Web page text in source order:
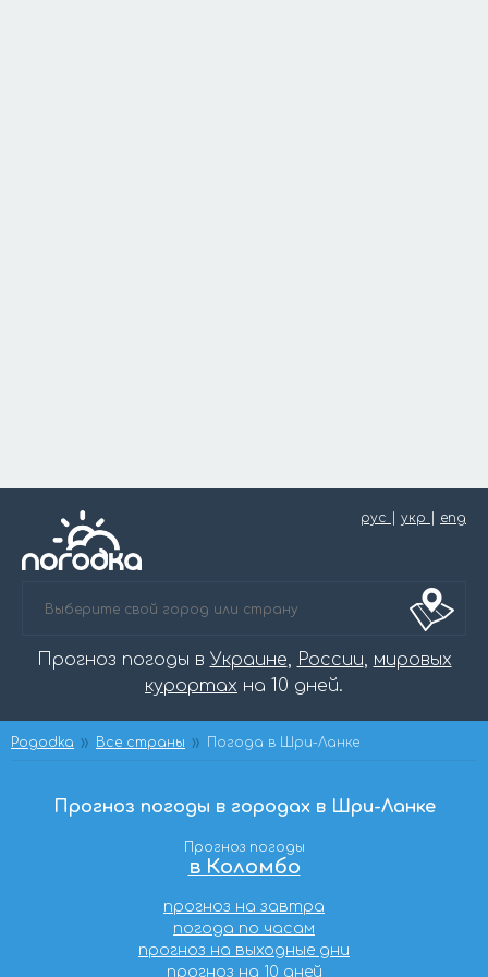
рус укр eng
Прогноз погоды в Украине, России, мировых
курортах на 10 дней.
Pogodka Все страны Погода в Шри-Ланке
Прогноз погоды в городах в Шри-Ланке
Прогноз погоды
в Коломбо
прогноз на завтра
погода по часам
прогноз на выходные дни
прогноз на 10 дней